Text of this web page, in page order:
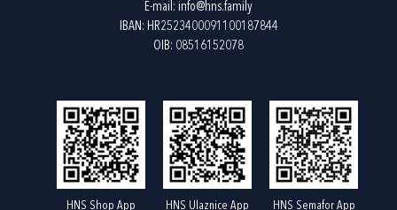
E-mail: info@hns.family
IBAN: HR2523400091100187844
OIB: 08516152078
HNS Shop App HNS Ulaznice App HNS Semafor App